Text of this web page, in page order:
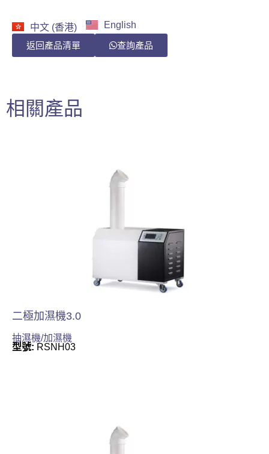
中文 (香港) English
返回產品清單 查詢產品
相關產品
二極加濕機3.0
抽濕機/加濕機
型號: RSNH03